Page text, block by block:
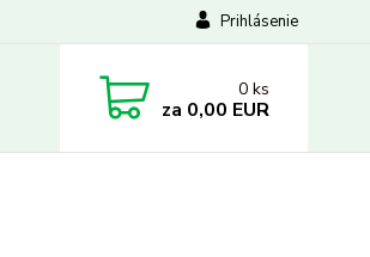
Prihlásenie
0 ks
za 0,00 EUR